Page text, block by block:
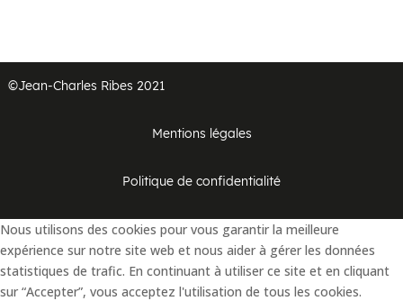
©Jean-Charles Ribes 2021
Mentions légales
Politique de confidentialité
Nous utilisons des cookies pour vous garantir la meilleure
expérience sur notre site web et nous aider à gérer les données
statistiques de trafic. En continuant à utiliser ce site et en cliquant
sur “Accepter”, vous acceptez l'utilisation de tous les cookies.